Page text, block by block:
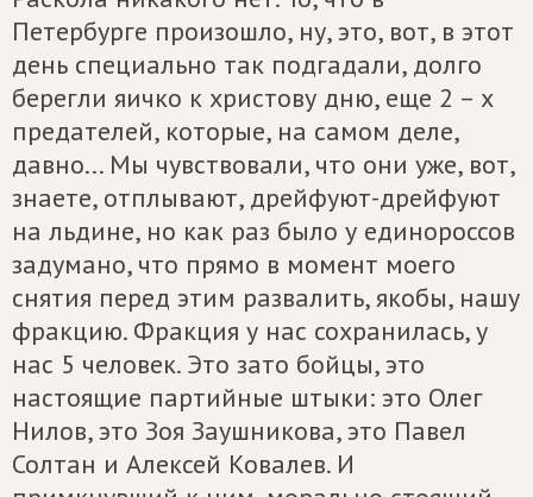
Петербурге произошло, ну, это, вот, в этот
день специально так подгадали, долго
берегли яичко к христову дню, еще 2 – х
предателей, которые, на самом деле,
давно... Мы чувствовали, что они уже, вот,
знаете, отплывают, дрейфуют-дрейфуют
на льдине, но как раз было у единороссов
задумано, что прямо в момент моего
снятия перед этим развалить, якобы, нашу
фракцию. Фракция у нас сохранилась, у
нас 5 человек. Это зато бойцы, это
настоящие партийные штыки: это Олег
Нилов, это Зоя Заушникова, это Павел
Солтан и Алексей Ковалев. И